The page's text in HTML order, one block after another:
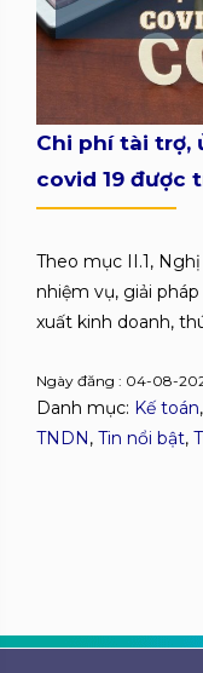
Chi phí tài trợ,
covid 19 được
Theo mục II.1,
nhiệm vụ, giải
xuất kinh doanh,
Ngày đăng : 04-08-
Danh mục: Kế toán,
TNDN, Tin nổi bật,